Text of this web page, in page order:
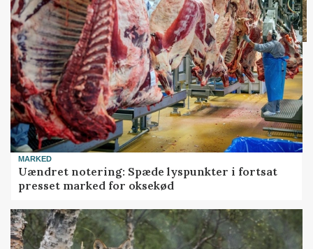
MARKED
Uændret notering: Spæde lyspunkter i fortsat
presset marked for oksekød